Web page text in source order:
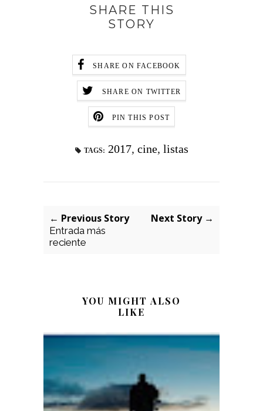
SHARE THIS
STORY
SHARE ON FACEBOOK
SHARE ON TWITTER
PIN THIS POST
TAGS: 2017, cine, listas
← Previous Story
Entrada más
reciente
Next Story →
YOU MIGHT ALSO
LIKE